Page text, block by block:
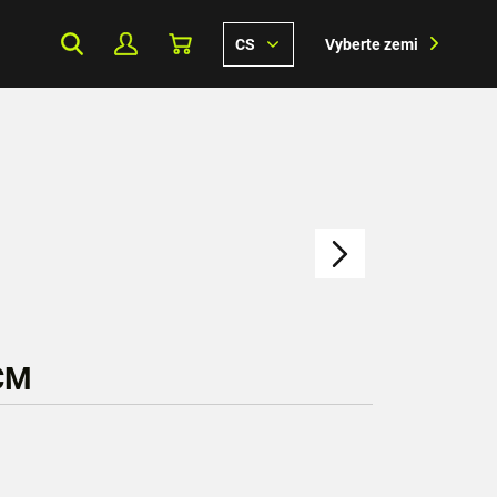
CS Vyberte zemi